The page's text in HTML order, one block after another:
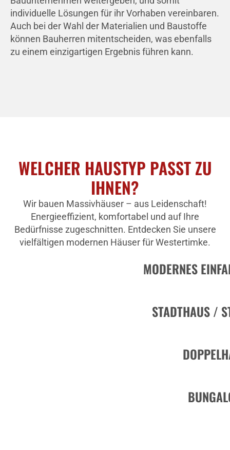
individuelle Lösungen für ihr Vorhaben vereinbaren.
Auch bei der Wahl der Materialien und Baustoffe
können Bauherren mitentscheiden, was ebenfalls
zu einem einzigartigen Ergebnis führen kann.
WELCHER HAUSTYP PASST ZU
IHNEN?
Wir bauen Massivhäuser – aus Leidenschaft!
Energieeffizient, komfortabel und auf Ihre
Bedürfnisse zugeschnitten. Entdecken Sie unsere
vielfältigen modernen Häuser für Westertimke.
MODERNES
STADTHAUS /